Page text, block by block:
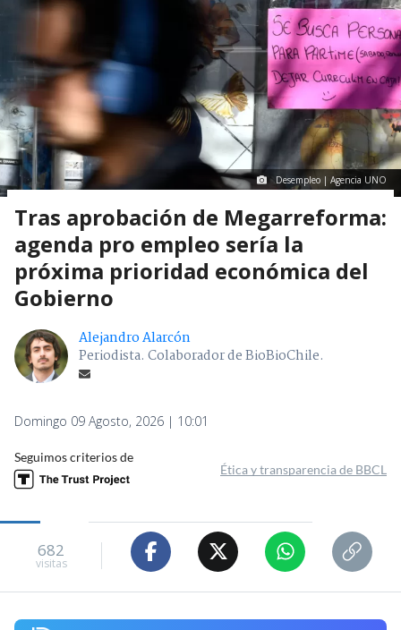
Desempleo | Agencia UNO
Tras aprobación de Megarreforma:
agenda pro empleo sería la
próxima prioridad económica del
Gobierno
Alejandro Alarcón
Periodista. Colaborador de BioBioChile.
Domingo 09 Agosto, 2026 | 10:01
Seguimos criterios de
Ética y transparencia de BBCL
682
visitas